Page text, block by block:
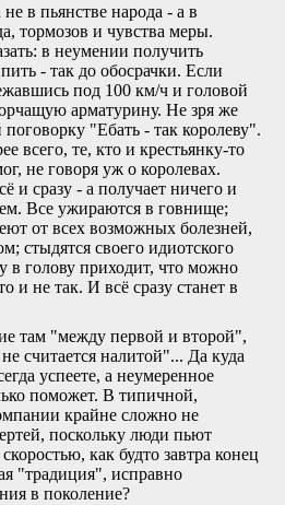
в пьянстве народа - а в
тормозов и чувства меры.
в неумении получить
- так до обосрачки. Если
под 100 км/ч и головой
арматурину. Не зря же
"Ебать - так королеву".
всего, те, кто и крестьянку-то
не говоря уж о королевах.
и сразу - а получает ничего и
Все ужираются в говнище;
от всех возможных болезней,
стыдятся своего идиотского
в голову приходит, что можно
и не так. И всё сразу станет в
там "между первой и второй",
считается налитой"... Да куда
успеете, а неумеренное
поможет. В типичной,
крайне сложно не
поскольку люди пьют
как будто завтра конец
"традиция", исправно
в поколение?